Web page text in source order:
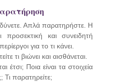
Απλά παρατηρήστε. Η
προσεκτική και συνειδητή
για το τι κάνει.
τι βιώνει και αισθάνεται.
έτσι; Ποια είναι τα στοιχεία
Τι παρατηρείτε;